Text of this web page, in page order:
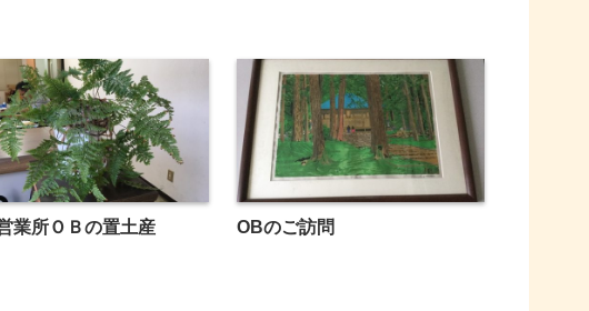
業所ＯＢの置土産 OBのご訪問